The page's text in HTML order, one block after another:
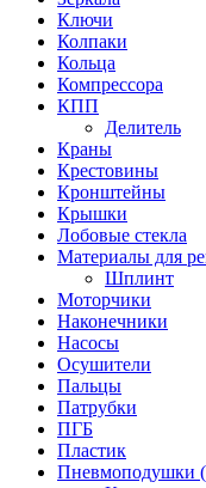
Ключи
Колпаки
Кольца
Компрессора
КПП
Делитель
Краны
Крестовины
Кронштейны
Крышки
Лобовые стекла
Материалы для
Шплинт
Моторчики
Наконечники
Насосы
Осушители
Пальцы
Патрубки
ПГБ
Пластик
Пневмоподушки